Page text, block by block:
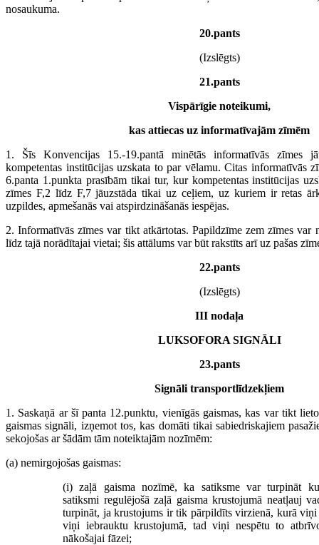
nosaukuma.
20.pants
(Izslēgts)
21.pants
Vispārīgie noteikumi,
kas attiecas uz informatīvajām zīmēm
1. Šīs Konvencijas 15.-19.pantā minētās informatīvās zīmes
kompetentas institūcijas uzskata to par vēlamu. Citas informatīvās
6.panta 1.punkta prasībām tikai tur, kur kompetentas institūcijas
zīmes F,2 līdz F,7 jāuzstāda tikai uz ceļiem, uz kuriem ir retas
uzpildes, apmešanās vai atspirdzināšanās iespējas.
2. Informatīvās zīmes var tikt atkārtotas. Papildzīme zem zīmes var
līdz tajā norādītajai vietai; šis attālums var būt rakstīts arī uz pašas
22.pants
(Izslēgts)
III nodaļa
LUKSOFORA SIGNĀLI
23.pants
Signāli transportlīdzekļiem
1. Saskaņā ar šī panta 12.punktu, vienīgās gaismas, kas var tikt
gaismas signāli, izņemot tos, kas domāti tikai sabiedriskajiem
sekojošas ar šādām tām noteiktajām nozīmēm:
(a) nemirgojošas gaismas:
(i) zaļā gaisma nozīmē, ka satiksme var turpināt
satiksmi regulējošā zaļā gaisma krustojumā neatļauj
turpināt, ja krustojums ir tik pārpildīts virzienā, kurā
viņi iebrauktu krustojumā, tad viņi nespētu to
nākošajai fāzei;